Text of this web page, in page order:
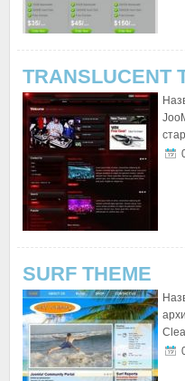
TRANSLUCENT
SURF THEME